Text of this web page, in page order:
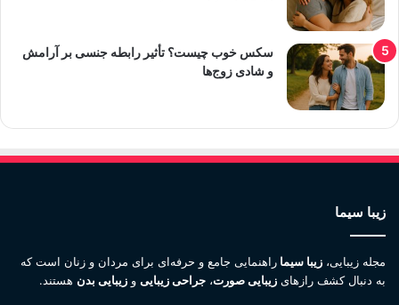
سکس خوب چیست؟ تأثیر رابطه جنسی بر آرامش
و شادی زوج‌ها
زیبا سیما
مجله زیبایی، زیبا سیما راهنمایی جامع و حرفه‌ای برای مردان و زنان است که
به دنبال کشف رازهای زیبایی صورت، جراحی زیبایی و زیبایی بدن هستند.